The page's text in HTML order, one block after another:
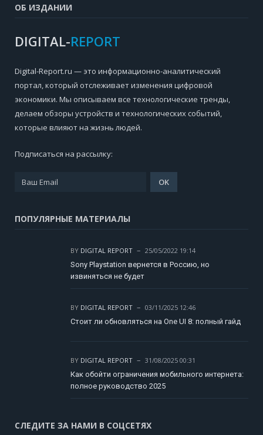
ОБ ИЗДАНИИ
DIGITAL-REPORT
Digital-Report.ru — это информационно-аналитический
портал, который отслеживает изменения цифровой
экономики. Мы описываем все технологические тренды,
делаем обзоры устройств и технологических событий,
которые влияют на жизнь людей.
Подписаться на рассылку:
ПОПУЛЯРНЫЕ МАТЕРИАЛЫ
BY DIGITAL REPORT
25/05/2022 19:14
Sony Playstation вернется в Россию, но
извиняться не будет
BY DIGITAL REPORT
03/11/2025 12:46
Стоит ли обновляться на One UI 8: полный гайд
BY DIGITAL REPORT
31/08/2025 00:31
Как обойти ограничения мобильного интернета:
полное руководство 2025
СЛЕДИТЕ ЗА НАМИ В СОЦСЕТЯХ